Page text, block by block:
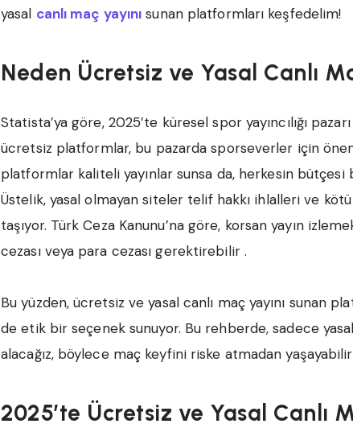
yasal canlı maç yayını sunan platformları keşfedelim!
Neden Ücretsiz ve Yasal Canlı
Statista’ya göre, 2025’te küresel spor yayıncılığı
ücretsiz platformlar, bu pazarda sporseverler için
platformlar kaliteli yayınlar sunsa da, herkesin
Üstelik, yasal olmayan siteler telif hakkı ihlalleri ve kötü
taşıyor. Türk Ceza Kanunu’na göre, korsan yayın
cezası veya para cezası gerektirebilir .
Bu yüzden, ücretsiz ve yasal canlı maç yayını sunan
de etik bir seçenek sunuyor. Bu rehberde, sadece
alacağız, böylece maç keyfini riske atmadan
2025’te Ücretsiz ve Yasal Canlı